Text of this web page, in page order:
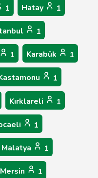
1 Hatay 1
1
1 Karabük 1
1
Kırklareli 1
1
Malatya 1
Mersin 1